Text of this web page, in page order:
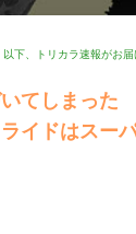
以下、トリカラ速報がお
てしまった
イドはスー